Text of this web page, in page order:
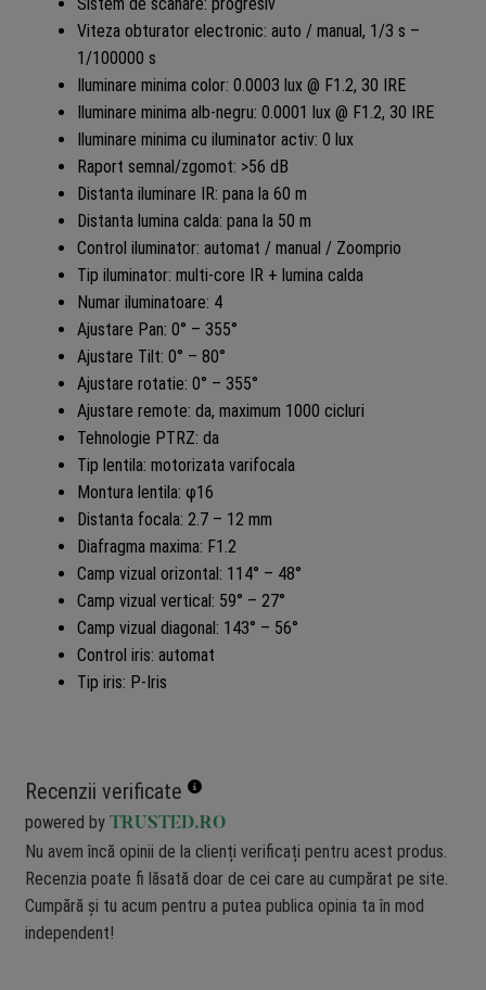
Sistem de scanare: progresiv
Viteza obturator electronic: auto / manual, 1/3 s –
1/100000 s
Iluminare minima color: 0.0003 lux @ F1.2, 30 IRE
Iluminare minima alb-negru: 0.0001 lux @ F1.2, 30 IRE
Iluminare minima cu iluminator activ: 0 lux
Raport semnal/zgomot: >56 dB
Distanta iluminare IR: pana la 60 m
Distanta lumina calda: pana la 50 m
Control iluminator: automat / manual / Zoomprio
Tip iluminator: multi-core IR + lumina calda
Numar iluminatoare: 4
Ajustare Pan: 0° – 355°
Ajustare Tilt: 0° – 80°
Ajustare rotatie: 0° – 355°
Ajustare remote: da, maximum 1000 cicluri
Tehnologie PTRZ: da
Tip lentila: motorizata varifocala
Montura lentila: φ16
Distanta focala: 2.7 – 12 mm
Diafragma maxima: F1.2
Camp vizual orizontal: 114° – 48°
Camp vizual vertical: 59° – 27°
Camp vizual diagonal: 143° – 56°
Control iris: automat
Tip iris: P-Iris
Recenzii verificate
powered by TRUSTED.RO
Nu avem încă opinii de la clienți verificați pentru acest produs.
Recenzia poate fi lăsată doar de cei care au cumpărat pe site.
Cumpără și tu acum pentru a putea publica opinia ta în mod
independent!